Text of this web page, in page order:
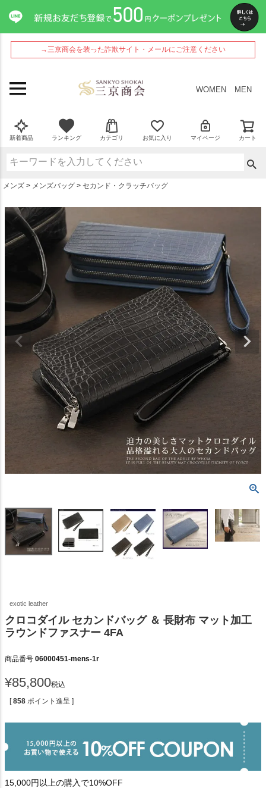
→三京商会を装った詐欺サイト・メールにご注意ください
WOMEN MEN
新着商品 ランキング カテゴリ お気に入り マイページ カート
メンズ メンズバッグ セカンド・クラッチバッグ
exotic leather
クロコダイル セカンドバッグ ＆ 長財布 マット加工
ラウンドファスナー 4FA
商品番号 06000451-mens-1r
¥85,800税込
[ 858 ポイント進呈 ]
15,000円以上の購入で10%OFF
ペー
ジト
ップ
へ